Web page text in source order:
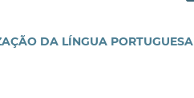
DA LÍNGUA PORTUGUESA